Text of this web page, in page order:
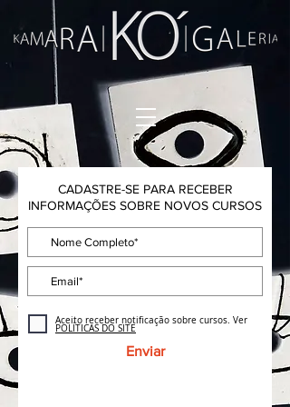
CADASTRE-SE PARA RECEBER
INFORMAÇÕES SOBRE NOVOS CURSOS
Aceito receber notificação sobre cursos. Ver
POLÍTICAS DO SITE
Enviar